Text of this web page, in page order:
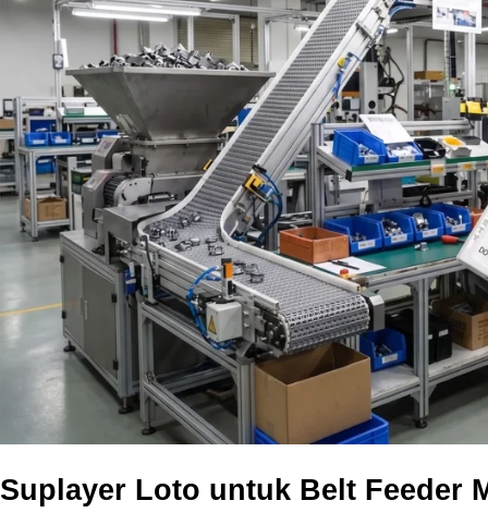
Suplayer Loto untuk Belt Feeder